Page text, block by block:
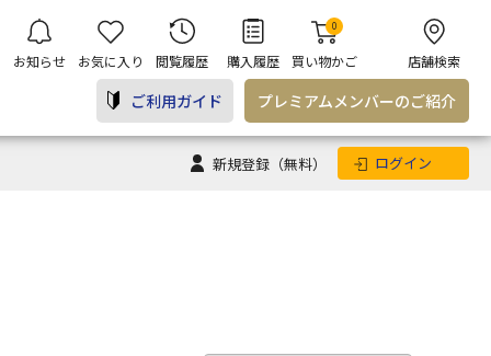
お知らせ お気に入り 閲覧履歴 購入履歴 買い物かご
0
店舗検索
ご利用ガイド プレミアム メンバーのご紹介
新規登録 （無料） ログイン